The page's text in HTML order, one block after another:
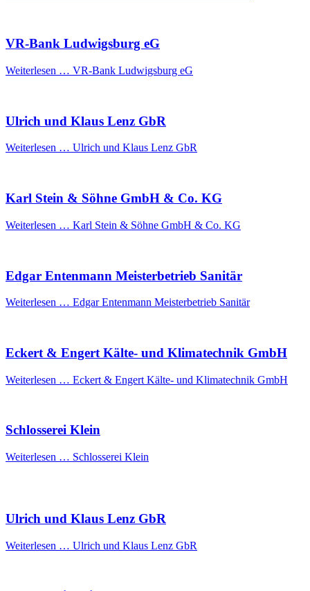
VR-Bank Ludwigsburg eG
Weiterlesen … VR-Bank Ludwigsburg eG
Ulrich und Klaus Lenz GbR
Weiterlesen … Ulrich und Klaus Lenz GbR
Karl Stein & Söhne GmbH & Co. KG
Weiterlesen … Karl Stein & Söhne GmbH & Co. KG
Edgar Entenmann Meisterbetrieb Sanitär
Weiterlesen … Edgar Entenmann Meisterbetrieb Sanitär
Eckert & Engert Kälte- und Klimatechnik GmbH
Weiterlesen … Eckert & Engert Kälte- und Klimatechnik GmbH
Schlosserei Klein
Weiterlesen … Schlosserei Klein
Ulrich und Klaus Lenz GbR
Weiterlesen … Ulrich und Klaus Lenz GbR